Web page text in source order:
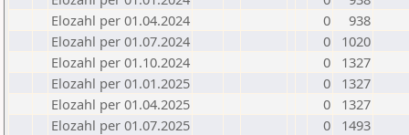
Elozahl per 01.04.2024
0
938
Elozahl per 01.07.2024
0
1020
Elozahl per 01.10.2024
0
1327
Elozahl per 01.01.2025
0
1327
Elozahl per 01.04.2025
0
1327
Elozahl per 01.07.2025
0
1493